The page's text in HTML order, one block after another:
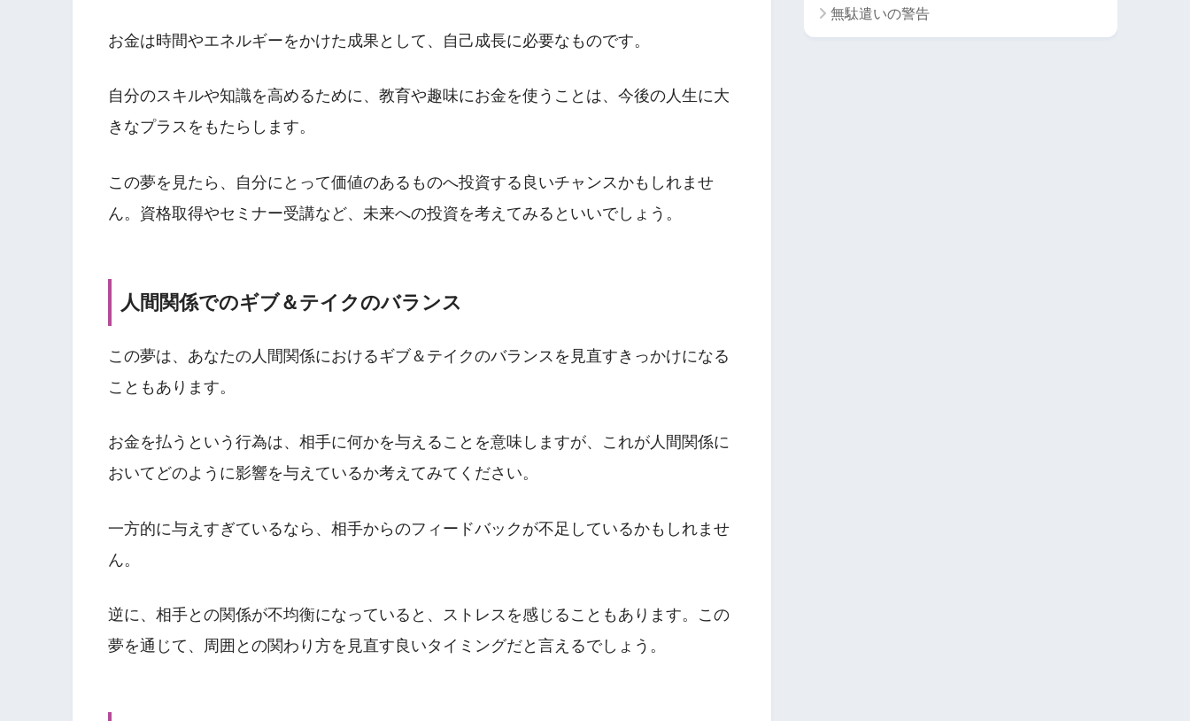
お金は時間やエネルギーをかけた成果として、自己成長に必要なものです。
自分のスキルや知識を高めるために、教育や趣味にお金を使うことは、今後の人生に大
きなプラスをもたらします。
この夢を見たら、自分にとって価値のあるものへ投資する良いチャンスかもしれませ
ん。資格取得やセミナー受講など、未来への投資を考えてみるといいでしょう。
人間関係でのギブ＆テイクのバランス
この夢は、あなたの人間関係におけるギブ＆テイクのバランスを見直すきっかけになる
こともあります。
お金を払うという行為は、相手に何かを与えることを意味しますが、これが人間関係に
おいてどのように影響を与えているか考えてみてください。
一方的に与えすぎているなら、相手からのフィードバックが不足しているかもしれませ
ん。
逆に、相手との関係が不均衡になっていると、ストレスを感じることもあります。この
夢を通じて、周囲との関わり方を見直す良いタイミングだと言えるでしょう。
無駄遣いの警告